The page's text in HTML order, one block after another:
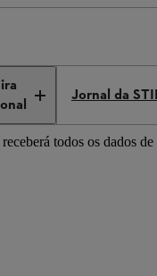
Jornal da
todos os dados